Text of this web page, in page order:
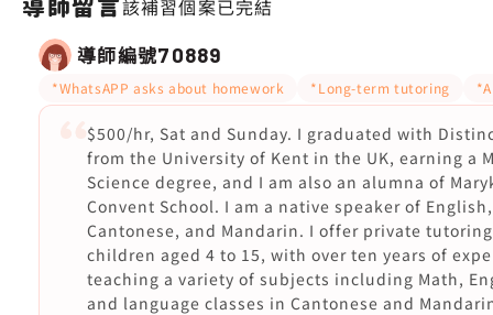
導師留言該補習個案已完結
導師編號70889
*WhatsAPP asks about homework *Long-term tutoring
$500/hr, Sat and Sunday. I graduated with
from the University of Kent in the UK, earning a
Science degree, and I am also an alumna of
Convent School. I am a native speaker of English,
Cantonese, and Mandarin. I offer private
children aged 4 to 15, with over ten years of
teaching a variety of subjects including Math,
and language classes in Cantonese and